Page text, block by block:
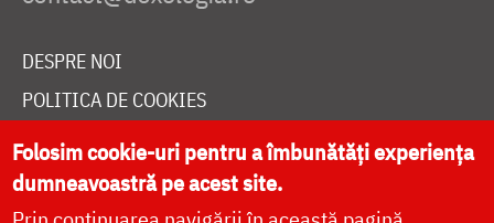
DESPRE NOI
POLITICA DE COOKIES
DONEAZĂ ONLINE PENTRU CATEDRALA NAȚIONALĂ
Folosim cookie-uri pentru a îmbunătăți experiența
dumneavoastră pe acest site.